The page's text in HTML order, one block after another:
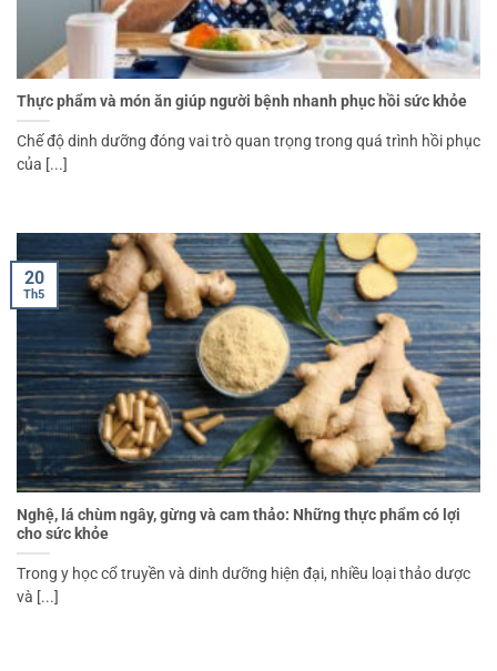
Thực phẩm và món ăn giúp người bệnh nhanh phục hồi sức khỏe
Chế độ dinh dưỡng đóng vai trò quan trọng trong quá trình hồi phục
của [...]
Nghệ, lá chùm ngây, gừng và cam thảo: Những thực phẩm có lợi
cho sức khỏe
Trong y học cổ truyền và dinh dưỡng hiện đại, nhiều loại thảo dược
và [...]
20
Th5